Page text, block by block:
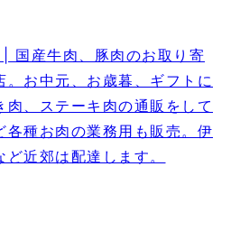
国産牛肉、豚肉のお取り寄
お中元、お歳暮、ギフトに
、ステーキ肉の通販をして
各種お肉の業務用も販売。伊
近郊は配達します。